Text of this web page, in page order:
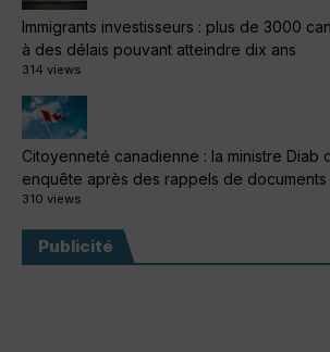
Immigrants investisseurs : plus de 3000
à des délais pouvant atteindre dix ans
314 views
Citoyenneté canadienne : la ministre Diab
enquête après des rappels de documents
310 views
Publicité